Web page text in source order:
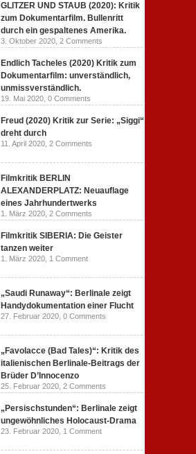
GLITZER UND STAUB (2020): Kritik
zum Dokumentarfilm. Bullenritt
durch ein gespaltenes Amerika.
3. Oktober 2020, 2 Comments
Endlich Tacheles (2020) Kritik zum
Dokumentarfilm: unverständlich,
unmissverständlich.
19. Mai 2020, 0 Comments
Freud (2020) Kritik zur Serie: „Siggi“
dreht durch
11. April 2020, 2 Comments
Filmkritik BERLIN
ALEXANDERPLATZ: Neuauflage
eines Jahrhundertwerks
1. März 2020, 2 Comments
Filmkritik SIBERIA: Die Geister
tanzen weiter
1. März 2020, 1 Comment
„Saudi Runaway“: Berlinale zeigt
Handydokumentation einer Flucht
27. Februar 2020, 0 Comments
„Favolacce (Bad Tales)“: Kritik des
italienischen Berlinale-Beitrags der
Brüder D’Innocenzo
25. Februar 2020, 2 Comments
„Persischstunden“: Berlinale zeigt
ungewöhnliches Holocaust-Drama
23. Februar 2020, 1 Comment